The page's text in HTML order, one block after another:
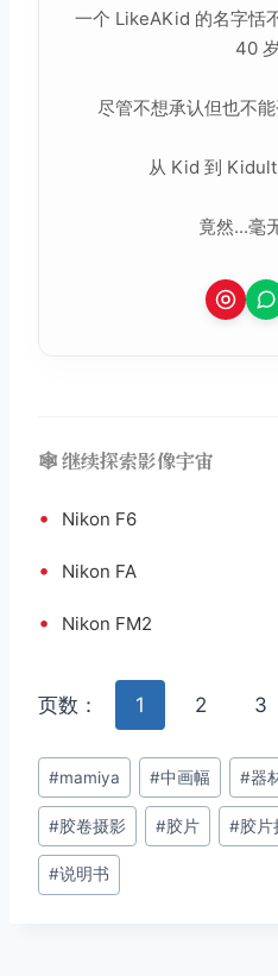
一个 LikeAKid 的名字恬
40 岁
尽管不想承认但也不
从 Kid 到
竟然...毫
🕸️ 继续探索影像宇宙
• Nikon F6
• Nikon FA
• Nikon FM2
页数： 1 2 3
文
章
标
签：
#mamiya #中画幅 #器
#胶卷摄影 #胶片 #胶片
#说明书